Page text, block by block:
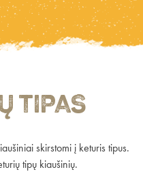
tipas
skirstomi į keturis tipus.
tipų kiaušinių.